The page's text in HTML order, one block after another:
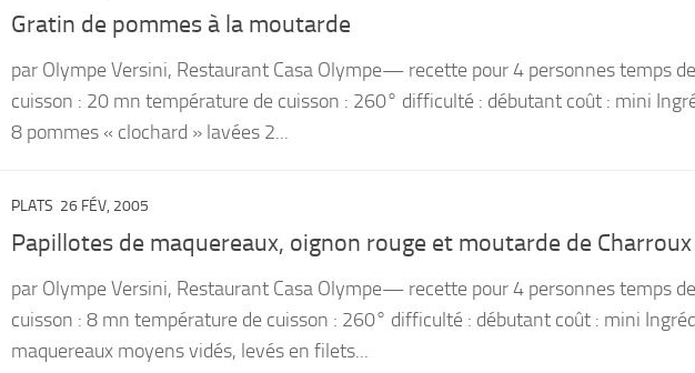
Gratin de pommes à la moutarde
par Olympe Versini, Restaurant Casa Olympe— recette pour 4 personnes temps de
cuisson : 20 mn température de cuisson : 260° difficulté : débutant coût : mini
8 pommes « clochard » lavées 2...
PLATS 26 FÉV, 2005
Papillotes de maquereaux, oignon rouge et moutarde de Charroux
par Olympe Versini, Restaurant Casa Olympe— recette pour 4 personnes temps de
cuisson : 8 mn température de cuisson : 260° difficulté : débutant coût : mini
maquereaux moyens vidés, levés en filets...